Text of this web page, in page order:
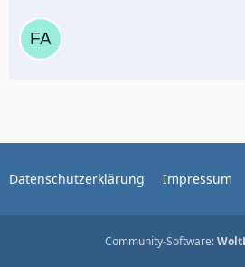
Datenschutzerklärung Impressum
Community-Software: